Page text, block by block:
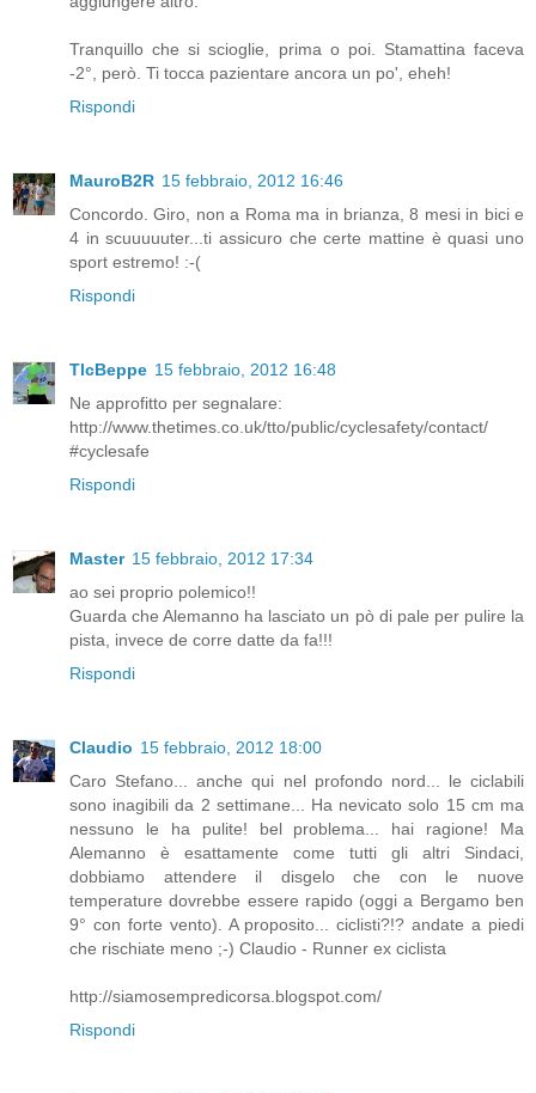
Tranquillo che si scioglie, prima o poi. Stamattina faceva
-2°, però. Ti tocca pazientare ancora un po', eheh!
Rispondi
MauroB2R 15 febbraio, 2012 16:46
Concordo. Giro, non a Roma ma in brianza, 8 mesi in bici e
4 in scuuuuuter...ti assicuro che certe mattine è quasi uno
sport estremo! :-(
Rispondi
TlcBeppe 15 febbraio, 2012 16:48
Ne approfitto per segnalare:
http://www.thetimes.co.uk/tto/public/cyclesafety/contact/
#cyclesafe
Rispondi
Master 15 febbraio, 2012 17:34
ao sei proprio polemico!!
Guarda che Alemanno ha lasciato un pò di pale per pulire la
pista, invece de corre datte da fa!!!
Rispondi
Claudio 15 febbraio, 2012 18:00
Caro Stefano... anche qui nel profondo nord... le ciclabili
sono inagibili da 2 settimane... Ha nevicato solo 15 cm ma
nessuno le ha pulite! bel problema... hai ragione! Ma
Alemanno è esattamente come tutti gli altri Sindaci,
dobbiamo attendere il disgelo che con le nuove
temperature dovrebbe essere rapido (oggi a Bergamo ben
9° con forte vento). A proposito... ciclisti?!? andate a piedi
che rischiate meno ;-) Claudio - Runner ex ciclista
http://siamosempredicorsa.blogspot.com/
Rispondi